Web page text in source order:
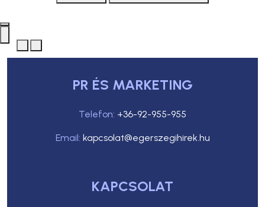
PR ÉS MARKETING
Telefon: +36-92-955-955
Email: kapcsolat@egerszegihirek.hu
KAPCSOLAT